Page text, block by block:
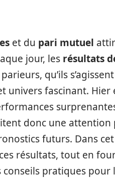
et du pari mutuel
jour, les résultats
qu’ils
univers fascinant. Hier
donc une
futurs. Dans
résultats, tout en
pratiques pour